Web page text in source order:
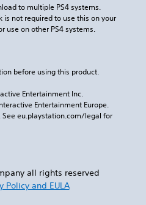
to multiple PS4 systems.
is not required to use this on your
use on other PS4 systems.
before using this product.
Entertainment Inc.
Entertainment Europe.
See eu.playstation.com/legal for
all rights reserved
Policy and EULA